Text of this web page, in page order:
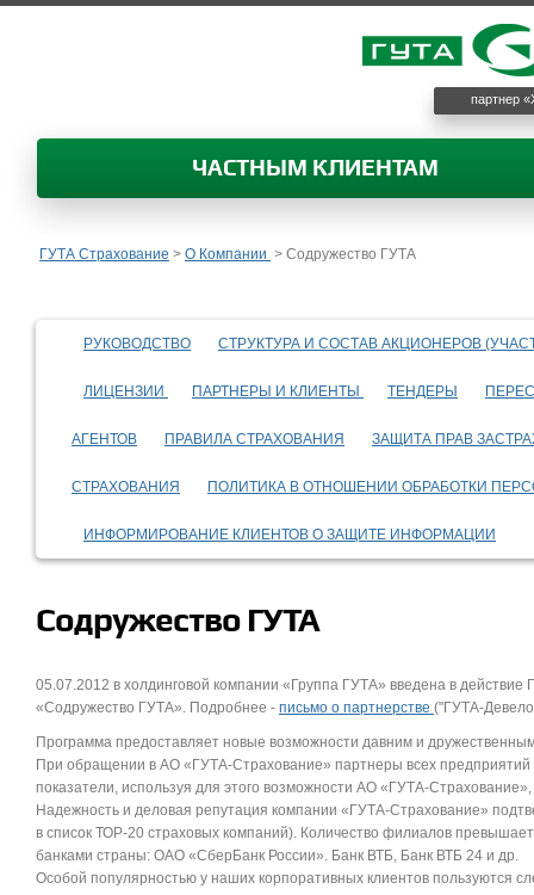
партнер
ЧАСТНЫМ КЛИЕНТАМ
ГУТА Страхование > О Компании > Содружество ГУТА
РУКОВОДСТВО СТРУКТУРА И СОСТАВ АКЦИОНЕРОВ
ЛИЦЕНЗИИ ПАРТНЕРЫ И КЛИЕНТЫ ТЕНДЕРЫ
АГЕНТОВ ПРАВИЛА СТРАХОВАНИЯ ЗАЩИТА ПРАВ
СТРАХОВАНИЯ ПОЛИТИКА В ОТНОШЕНИИ ОБРАБОТКИ
ИНФОРМИРОВАНИЕ КЛИЕНТОВ О ЗАЩИТЕ ИНФОРМАЦИИ
Содружество ГУТА
05.07.2012 в холдинговой компании «Группа ГУТА» введена в
«Содружество ГУТА». Подробнее - письмо о партнерстве ("ГУТА-
Программа предоставляет новые возможности давним и
При обращении в АО «ГУТА-Страхование» партнеры всех предприятий
показатели, используя для этого возможности АО «ГУТА-
Надежность и деловая репутация компании «ГУТА-Страхование»
в список ТОР-20 страховых компаний). Количество филиалов
банками страны: ОАО «СберБанк России». Банк ВТБ, Банк ВТБ 24 и др.
Особой популярностью у наших корпоративных клиентов пользуются